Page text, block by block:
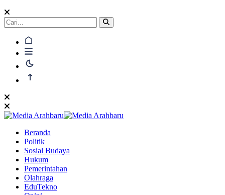
Beranda
Politik
Sosial Budaya
Hukum
Pemerintahan
Olahraga
EduTekno